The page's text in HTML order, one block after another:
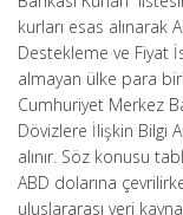
kurları esas alınarak
Destekleme ve Fiyat
almayan ülke para
Cumhuriyet Merkez
Dövizlere İlişkin Bilgi
alınır. Söz konusu
ABD dolarına
uluslararası veri